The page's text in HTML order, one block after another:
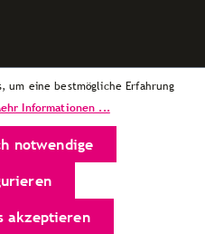
um eine bestmögliche Erfahrung
Informationen ...
notwendige
akzeptieren